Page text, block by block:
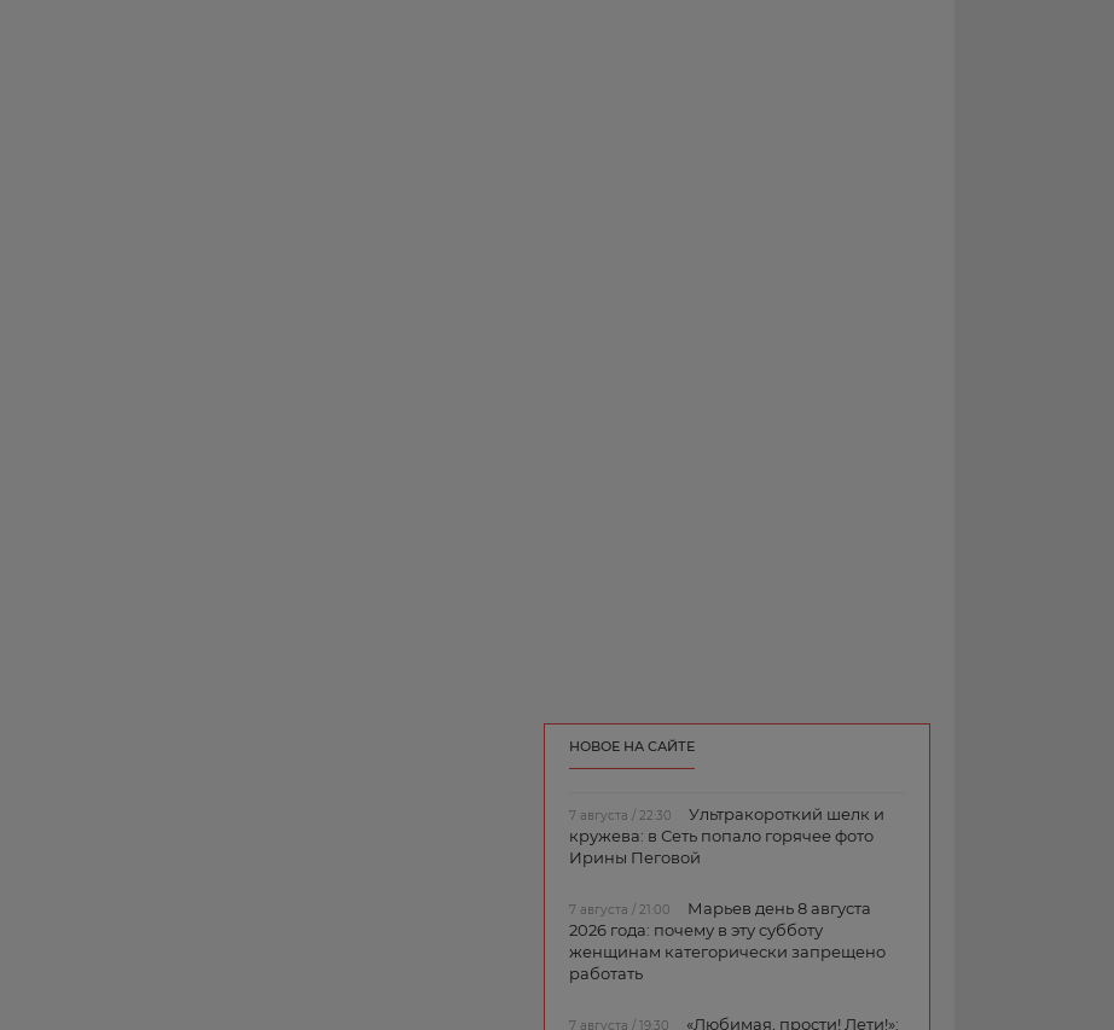
НОВОЕ НА САЙТЕ
7 августа / 22:30
Ультракороткий шелк и
кружева: в Сеть попало горячее фото
Ирины Пеговой
7 августа / 21:00
Марьев день 8 августа
2026 года: почему в эту субботу
женщинам категорически запрещено
работать
7 августа / 19:30 «Любимая, прости! Лети!»: